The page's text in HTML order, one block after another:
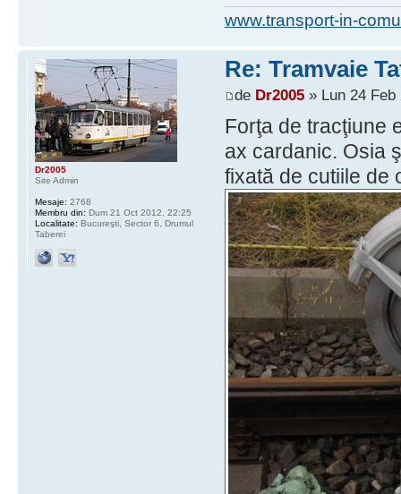
www.transport-in-
Re: Tramvaie
de Dr2005» Lun 24 Feb
Forţa de tracţiune
ax cardanic. Osia
fixată de cutiile de
Dr2005
Site Admin
Mesaje: 2768
Membru din: Dum 21 Oct 2012, 22:25
Localitate: Bucureşti, Sector 6, Drumul
Taberei